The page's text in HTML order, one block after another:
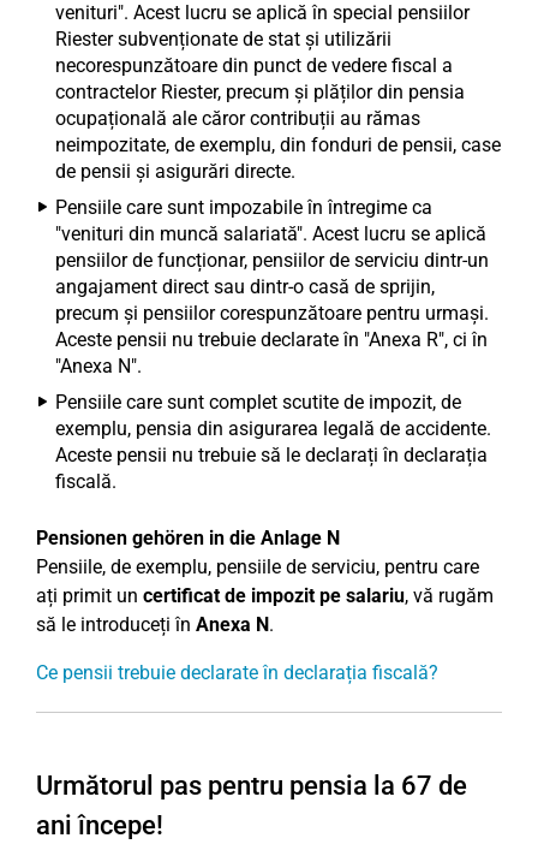
venituri". Acest lucru se aplică în special pensiilor
Riester subvenționate de stat și utilizării
necorespunzătoare din punct de vedere fiscal a
contractelor Riester, precum și plăților din pensia
ocupațională ale căror contribuții au rămas
neimpozitate, de exemplu, din fonduri de pensii, case
de pensii și asigurări directe.
Pensiile care sunt impozabile în întregime ca
"venituri din muncă salariată". Acest lucru se aplică
pensiilor de funcționar, pensiilor de serviciu dintr-un
angajament direct sau dintr-o casă de sprijin,
precum și pensiilor corespunzătoare pentru urmași.
Aceste pensii nu trebuie declarate în "Anexa R", ci în
"Anexa N".
Pensiile care sunt complet scutite de impozit, de
exemplu, pensia din asigurarea legală de accidente.
Aceste pensii nu trebuie să le declarați în declarația
fiscală.
Pensionen gehören in die Anlage N
Pensiile, de exemplu, pensiile de serviciu, pentru care
ați primit un certificat de impozit pe salariu, vă rugăm
să le introduceți în Anexa N.
Ce pensii trebuie declarate în declarația fiscală?
Următorul pas pentru pensia la 67 de
ani începe!